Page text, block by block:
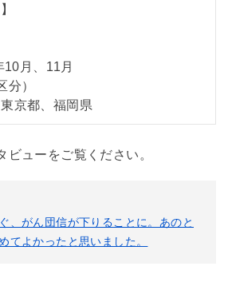
月、11月
分）
京都、福岡県
ビューをご覧ください。
、がん団信が下りることに。あのと
てよかったと思いました。